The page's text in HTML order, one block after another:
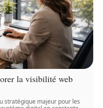
la visibilité web
stratégique majeur pour les